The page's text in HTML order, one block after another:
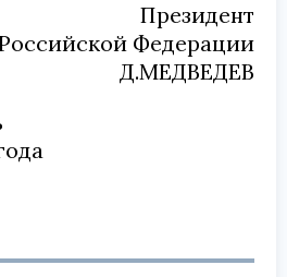
Президент
Федерации
Д.МЕДВЕДЕВ